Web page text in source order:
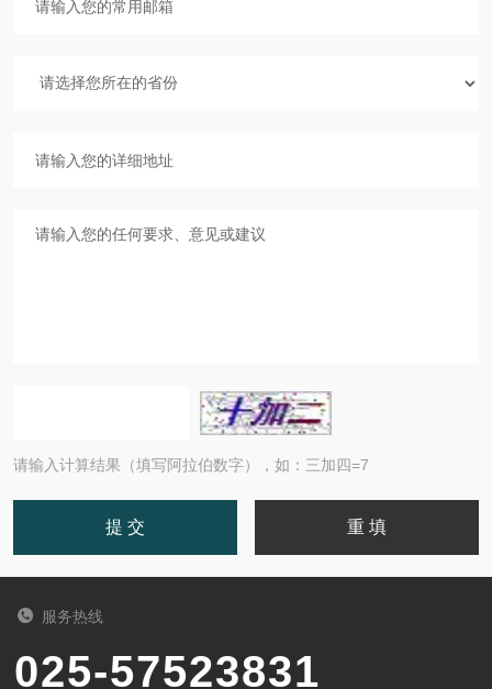
请输入计算结果（填写阿拉伯数字），如：三加四=7
服务热线
025-57523831